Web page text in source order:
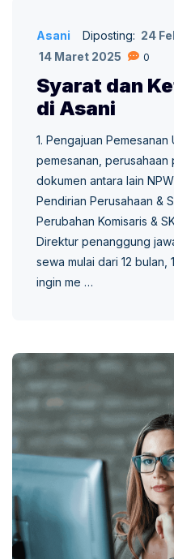
Asani Diposting: 24
14 Maret 2025
0
Syarat dan
di Asani
1. Pengajuan
pemesanan, perusahaan
dokumen antara lain
Pendirian Perusahaan &
Perubahan Komisaris &
Direktur penanggung
sewa mulai dari 12 bulan,
ingin me …